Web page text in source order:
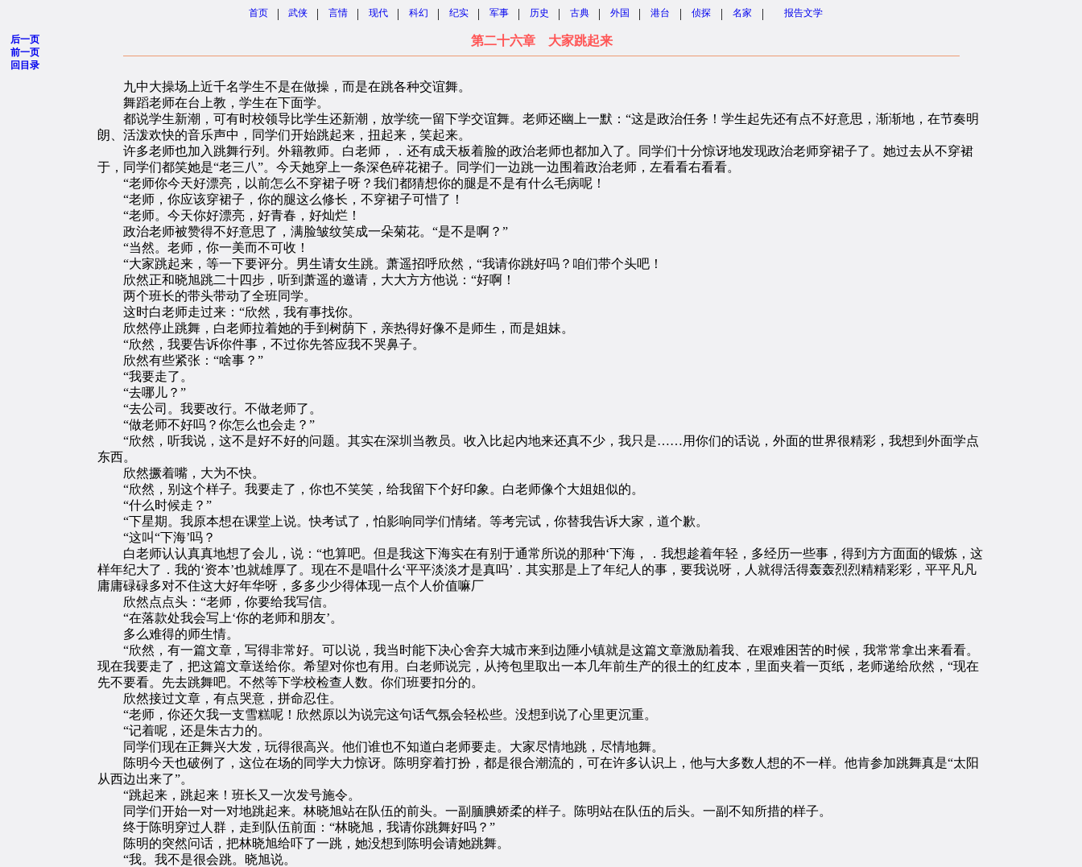
首页 | 武侠 | 言情 | 现代 | 科幻 | 纪实 | 军事 | 历史 | 古典 | 外国 | 港台 | 侦探 | 名家 | 报告文学
后一页
前一页
回目录
第二十六章 大家跳起来
九中大操场上近千名学生不是在做操，而是在跳各种交谊舞。
舞蹈老师在台上教，学生在下面学。
都说学生新潮，可有时校领导比学生还新潮，放学统一留下学交谊舞。老师还幽上一默：“这是政治任务！学生起先还有点不好意思，渐渐地，在节奏明
朗、活泼欢快的音乐声中，同学们开始跳起来，扭起来，笑起来。
许多老师也加入跳舞行列。外籍教师。白老师，．还有成天板着脸的政治老师也都加入了。同学们十分惊讶地发现政治老师穿裙子了。她过去从不穿裙
于，同学们都笑她是“老三八”。今天她穿上一条深色碎花裙子。同学们一边跳一边围着政治老师，左看看右看看。
“老师你今天好漂亮，以前怎么不穿裙子呀？我们都猜想你的腿是不是有什么毛病呢！
“老师，你应该穿裙子，你的腿这么修长，不穿裙子可惜了！
“老师。今天你好漂亮，好青春，好灿烂！
政治老师被赞得不好意思了，满脸皱纹笑成一朵菊花。“是不是啊？”
“当然。老师，你一美而不可收！
“大家跳起来，等一下要评分。男生请女生跳。萧遥招呼欣然，“我请你跳好吗？咱们带个头吧！
欣然正和晓旭跳二十四步，听到萧遥的邀请，大大方方他说：“好啊！
两个班长的带头带动了全班同学。
这时白老师走过来：“欣然，我有事找你。
欣然停止跳舞，白老师拉着她的手到树荫下，亲热得好像不是师生，而是姐妹。
“欣然，我要告诉你件事，不过你先答应我不哭鼻子。
欣然有些紧张：“啥事？”
“我要走了。
“去哪儿？”
“去公司。我要改行。不做老师了。
“做老师不好吗？你怎么也会走？”
“欣然，听我说，这不是好不好的问题。其实在深圳当教员。收入比起内地来还真不少，我只是……用你们的话说，外面的世界很精彩，我想到外面学点
东西。
欣然撅着嘴，大为不快。
“欣然，别这个样子。我要走了，你也不笑笑，给我留下个好印象。白老师像个大姐姐似的。
“什么时候走？”
“下星期。我原本想在课堂上说。快考试了，怕影响同学们情绪。等考完试，你替我告诉大家，道个歉。
“这叫“下海’吗？
白老师认认真真地想了会儿，说：“也算吧。但是我这下海实在有别于通常所说的那种‘下海，．我想趁着年轻，多经历一些事，得到方方面面的锻炼，这
样年纪大了．我的‘资本’也就雄厚了。现在不是唱什么‘平平淡淡才是真吗’．其实那是上了年纪人的事，要我说呀，人就得活得轰轰烈烈精精彩彩，平平凡凡
庸庸碌碌多对不住这大好年华呀，多多少少得体现一点个人价值嘛厂
欣然点点头：“老师，你要给我写信。
“在落款处我会写上‘你的老师和朋友’。
多么难得的师生情。
“欣然，有一篇文章，写得非常好。可以说，我当时能下决心舍弃大城市来到边陲小镇就是这篇文章激励着我、在艰难困苦的时候，我常常拿出来看看。
现在我要走了，把这篇文章送给你。希望对你也有用。白老师说完，从挎包里取出一本几年前生产的很土的红皮本，里面夹着一页纸，老师递给欣然，“现在
先不要看。先去跳舞吧。不然等下学校检查人数。你们班要扣分的。
欣然接过文章，有点哭意，拼命忍住。
“老师，你还欠我一支雪糕呢！欣然原以为说完这句话气氛会轻松些。没想到说了心里更沉重。
“记着呢，还是朱古力的。
同学们现在正舞兴大发，玩得很高兴。他们谁也不知道白老师要走。大家尽情地跳，尽情地舞。
陈明今天也破例了，这位在场的同学大力惊讶。陈明穿着打扮，都是很合潮流的，可在许多认识上，他与大多数人想的不一样。他肯参加跳舞真是“太阳
从西边出来了”。
“跳起来，跳起来！班长又一次发号施令。
同学们开始一对一对地跳起来。林晓旭站在队伍的前头。一副腼腆娇柔的样子。陈明站在队伍的后头。一副不知所措的样子。
终于陈明穿过人群，走到队伍前面：“林晓旭，我请你跳舞好吗？”
陈明的突然问话，把林晓旭给吓了一跳，她没想到陈明会请她跳舞。
“我。我不是很会跳。晓旭说。